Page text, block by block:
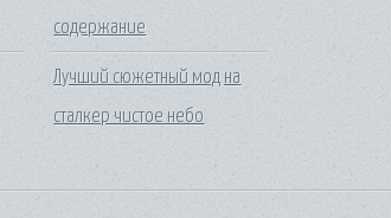
содержание
Лучший сюжетный мод на
сталкер чистое небо